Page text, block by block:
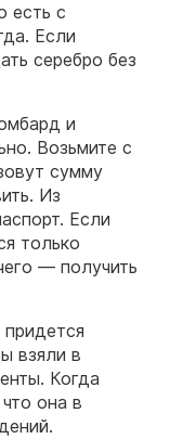
есть с
Если
серебро без
и
Возьмите с
сумму
Из
Если
только
— получить
взяли в
Когда
она в